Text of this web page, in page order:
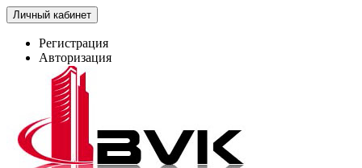
Личный кабинет
Регистрация
Авторизация